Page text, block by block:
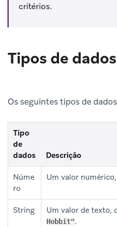
critérios.
Tipos de
Os seguintes tipos de
Tipo
de
dados
Descrição
Núme
ro
Um valor
String Um valor de texto,
Hobbit".